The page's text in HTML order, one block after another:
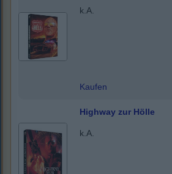
k.A.
Kaufen
Highway zur Hölle
k.A.